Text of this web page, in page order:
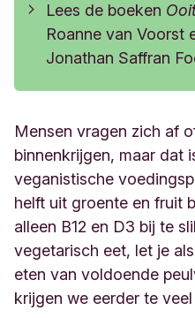
Lees de boeken
Roanne van Voorst
Jonathan Saffran
Mensen vragen zich af
binnenkrijgen, maar dat
veganistische
helft uit groente en fruit
alleen B12 en D3 bij te
vegetarisch eet, let je
eten van voldoende
krijgen we eerder te